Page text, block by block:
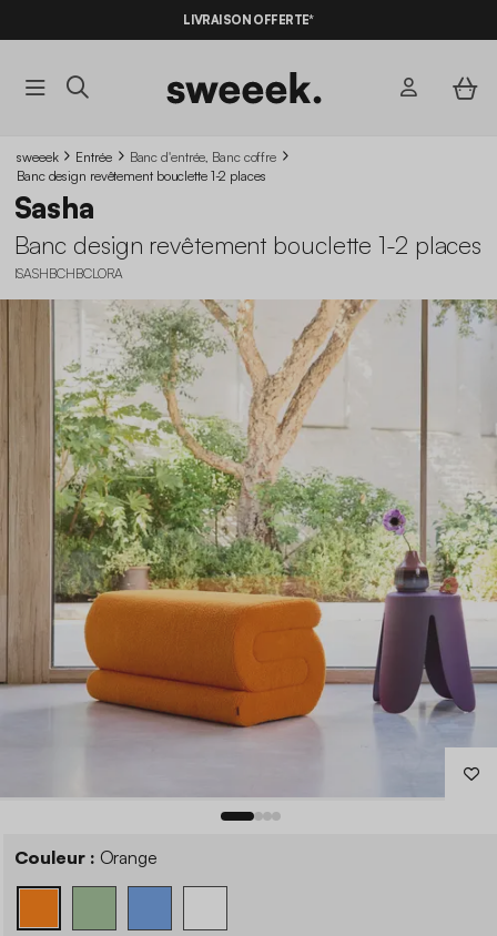
BONS PLANS* AVEC LECODE SUMMER10
LIVRAISON OFFERTE*
sweeek Entrée
Banc d'entrée, Banc coffre
Banc design revêtement bouclette 1-2 places
Sasha
Banc design revêtement bouclette 1-2 places
ISASHBCHBCLORA
Couleur : Orange